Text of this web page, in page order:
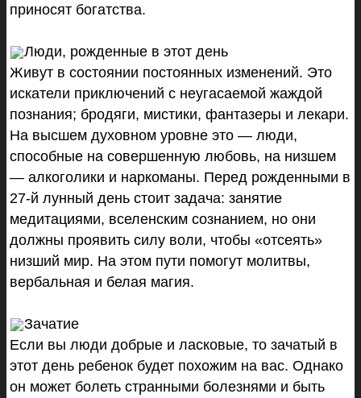
приносят богатства.
Люди, рожденные в этот день
Живут в состоянии постоянных изменений. Это
искатели приключений с неугасаемой жаждой
познания; бродяги, мистики, фантазеры и лекари.
На высшем духовном уровне это — люди,
способные на совершенную любовь, на низшем
— алкоголики и наркоманы. Перед рожденными в
27-й лунный день стоит задача: занятие
медитациями, вселенским сознанием, но они
должны проявить силу воли, чтобы «отсеять»
низший мир. На этом пути помогут молитвы,
вербальная и белая магия.
Зачатие
Если вы люди добрые и ласковые, то зачатый в
этот день ребенок будет похожим на вас. Однако
он может болеть странными болезнями и быть